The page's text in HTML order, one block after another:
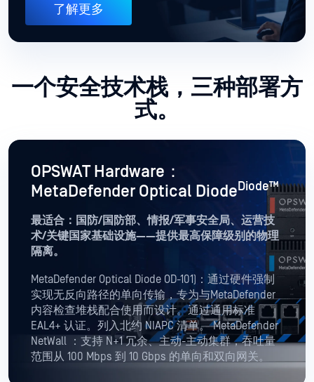
了解更多
一个安全技术栈，三种部署方
式。
OPSWAT Hardware：
MetaDefender Optical DiodeDiode™
最适合：国防/国防部、情报/军事安全局、运营技
术/关键国家基础设施——提供最高保障级别的物理
隔离。
MetaDefender Optical Diode OD-101)：通过硬件强制
实现无反向路径的单向传输，专为与MetaDefender
内容检查堆栈配合使用而设计。通过通用标准
EAL4+ 认证。列入北约 NIAPC 清单。 MetaDefender
NetWall ：支持 N+1 冗余、主动-主动集群，吞吐量
范围从 100 Mbps 到 10 Gbps 的单向和双向网关。